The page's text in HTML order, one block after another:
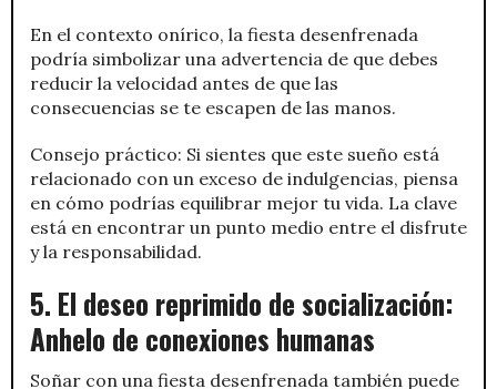
En el contexto onírico, la fiesta desenfrenada
podría simbolizar una advertencia de que debes
reducir la velocidad antes de que las
consecuencias se te escapen de las manos.
Consejo práctico: Si sientes que este sueño está
relacionado con un exceso de indulgencias, piensa
en cómo podrías equilibrar mejor tu vida. La clave
está en encontrar un punto medio entre el disfrute
y la responsabilidad.
5. El deseo reprimido de socialización:
Anhelo de conexiones humanas
Soñar con una fiesta desenfrenada también puede